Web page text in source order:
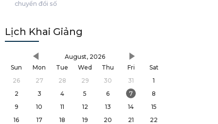
chuyển đổi số
Lịch Khai Giảng
August, 2026
Sun
Mon Tue Wed Thu Fri
Sat
26
27 28 29 30 31
1
2
3 4 5 6 7
8
9
10 11 12 13 14
15
16
17 18 19 20 21
22